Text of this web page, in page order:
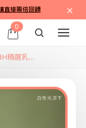
直接兩倍回饋 ×
0
精選乳...